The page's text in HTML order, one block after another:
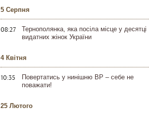
5 Серпня
08:27
Тернополянка, яка посіла місце у десятці
видатних жінок України
4 Квітня
10:35
Повертатись у нинішню ВР – себе не
поважати!
25 Лютого